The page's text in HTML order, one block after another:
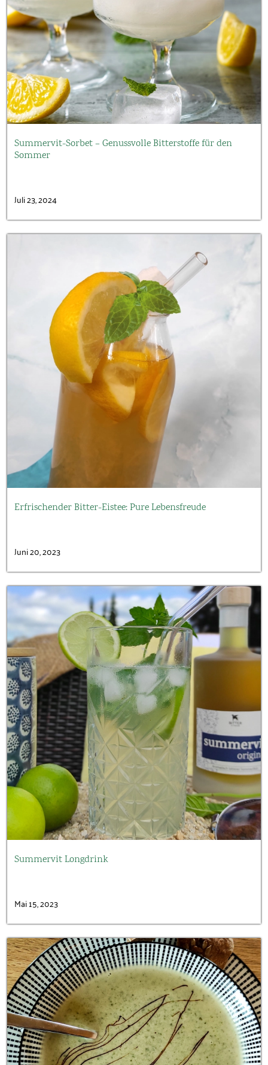
Summervit-Sorbet – Genussvolle Bitterstoffe für den
Sommer
Juli 23, 2024
Erfrischender Bitter-Eistee: Pure Lebensfreude
Juni 20, 2023
Summervit Longdrink
Mai 15, 2023